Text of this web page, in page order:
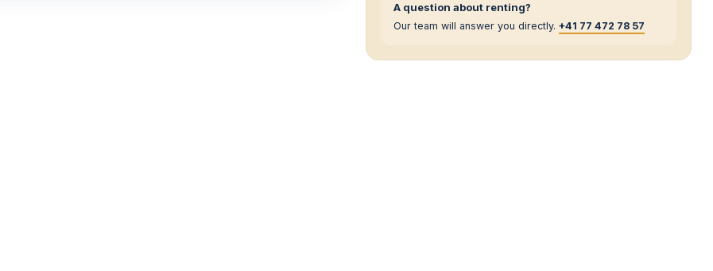
A question about renting?
Our team will answer you directly. +41 77 472 78 57